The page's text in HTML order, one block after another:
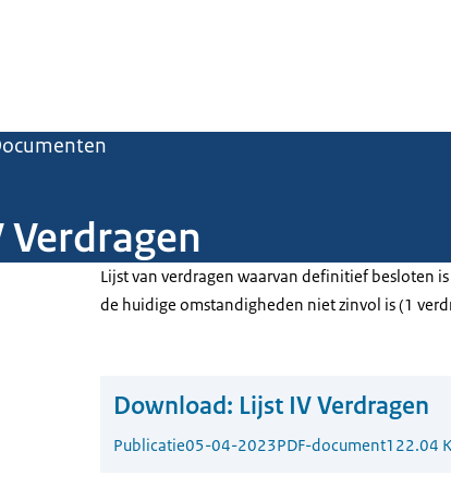
Verdragen
Lijst van verdragen waarvan definitief besloten
de huidige omstandigheden niet zinvol is (1
Download: Lijst IV Verdragen
Publicatie05-04-2023PDF-document122.04